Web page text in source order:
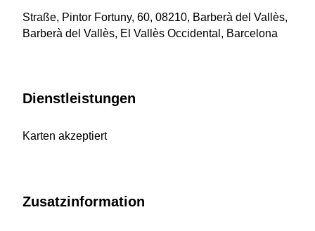
Straße, Pintor Fortuny, 60, 08210, Barberà del Vallès,
Barberà del Vallès, El Vallès Occidental, Barcelona
Dienstleistungen
Karten akzeptiert
Zusatzinformation